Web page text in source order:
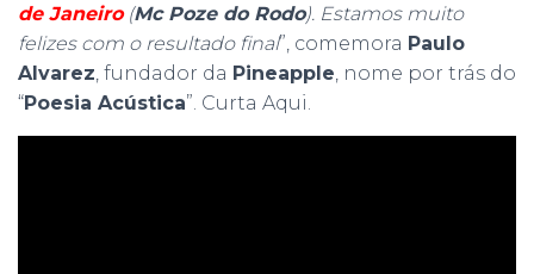
de Janeiro(Mc Poze do Rodo). Estamos muito
felizes com o resultado final”, comemora Paulo
Alvarez , fundador da Pineapple , nome por trás do
“Poesia Acústica”. Curta Aqui.